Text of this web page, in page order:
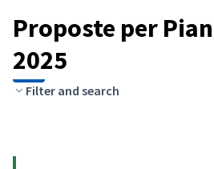
Proposte per
2025
Filter and search